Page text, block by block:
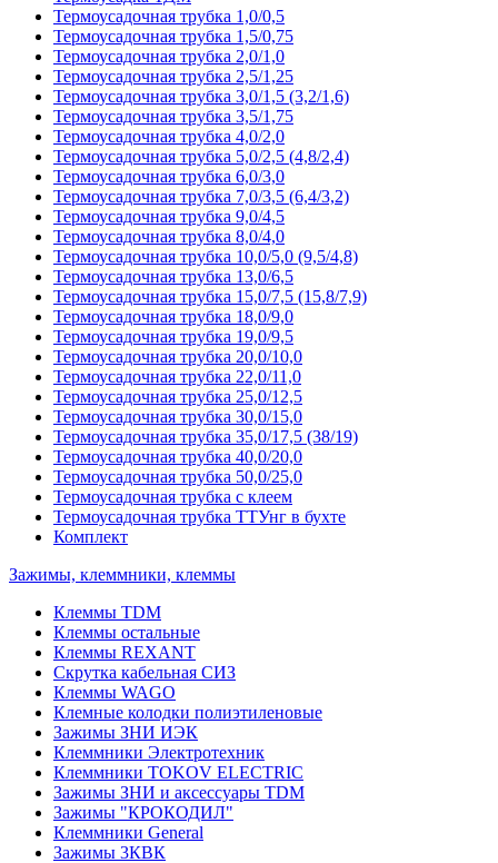
Термоусадочная трубка 1,0/0,5
Термоусадочная трубка 1,5/0,75
Термоусадочная трубка 2,0/1,0
Термоусадочная трубка 2,5/1,25
Термоусадочная трубка 3,0/1,5 (3,2/1,6)
Термоусадочная трубка 3,5/1,75
Термоусадочная трубка 4,0/2,0
Термоусадочная трубка 5,0/2,5 (4,8/2,4)
Термоусадочная трубка 6,0/3,0
Термоусадочная трубка 7,0/3,5 (6,4/3,2)
Термоусадочная трубка 9,0/4,5
Термоусадочная трубка 8,0/4,0
Термоусадочная трубка 10,0/5,0 (9,5/4,8)
Термоусадочная трубка 13,0/6,5
Термоусадочная трубка 15,0/7,5 (15,8/7,9)
Термоусадочная трубка 18,0/9,0
Термоусадочная трубка 19,0/9,5
Термоусадочная трубка 20,0/10,0
Термоусадочная трубка 22,0/11,0
Термоусадочная трубка 25,0/12,5
Термоусадочная трубка 30,0/15,0
Термоусадочная трубка 35,0/17,5 (38/19)
Термоусадочная трубка 40,0/20,0
Термоусадочная трубка 50,0/25,0
Термоусадочная трубка с клеем
Термоусадочная трубка ТТУнг в бухте
Комплект
Зажимы, клеммники, клеммы
Клеммы TDM
Клеммы остальные
Клеммы REXANT
Скрутка кабельная СИЗ
Клеммы WAGO
Клемные колодки полиэтиленовые
Зажимы ЗНИ ИЭК
Клеммники Электротехник
Клеммники TOKOV ELECTRIC
Зажимы ЗНИ и аксессуары TDM
Зажимы "КРОКОДИЛ"
Клеммники General
Зажимы 3КВК